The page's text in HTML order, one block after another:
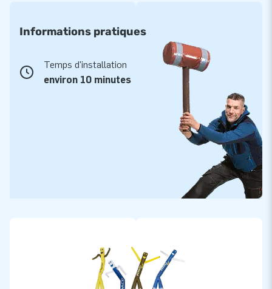
Informations pratiques
Temps d'installation
environ 10 minutes